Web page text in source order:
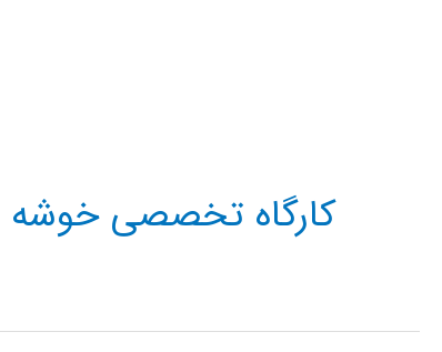
کارگاه تخصصی خوشه